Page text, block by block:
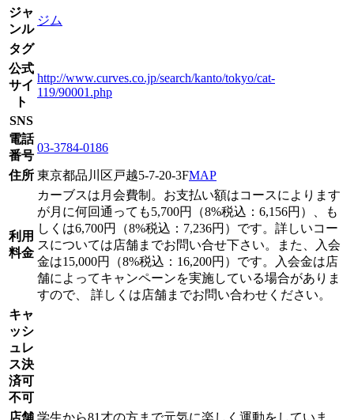
ジャ
ンル
ジム
タグ
公式
サイ
ト
http://www.curves.co.jp/search/kanto/tokyo/cat-
119/90001.php
SNS
電話
番号
03-3784-0186
住所 東京都品川区戸越5-7-20-3FMAP
利用
料金
カーブスは月会費制。お支払い額はコースによります
が月に何回通っても5,700円（8%税込：6,156円）、も
しくは6,700円（8%税込：7,236円）です。詳しいコー
スについては店舗までお問い合せ下さい。また、入会
金は15,000円（8%税込：16,200円）です。入会金は店
舗によってキャンペーンを実施している場合がありま
すので、 詳しくは店舗までお問い合わせください。
キャ
ッシ
ュレ
ス決
済可
不可
店舗 学生から81才の方まで元気に楽しく運動をしていま